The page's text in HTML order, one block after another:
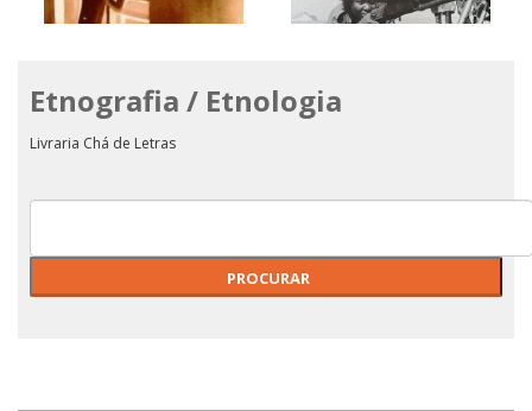
Marginálias de Ramón
Gómez De La Serna -
Desenhos De Almada
Etnografia / Etnologia
Livraria Chá de Letras